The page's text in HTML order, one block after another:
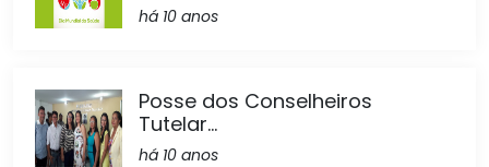
há 10 anos
Posse dos Conselheiros
Tutelar...
há 10 anos